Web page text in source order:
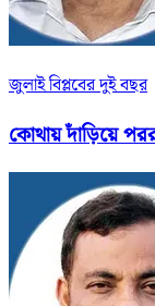
জুলাই বিপ্লবের দুই বছর
কোথায় দাঁড়িয়ে